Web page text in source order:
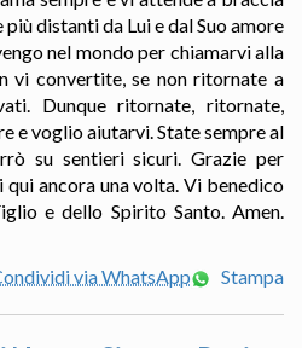
distanti da Lui e dal Suo amore
nel mondo per chiamarvi alla
vi convertite, se non ritornate a
Dunque ritornate, ritornate,
e voglio aiutarvi. State sempre al
su sentieri sicuri. Grazie per
ancora una volta. Vi benedico
e dello Spirito Santo. Amen.
via WhatsApp
Stampa